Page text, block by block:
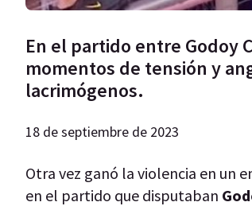
En el partido entre Godoy
momentos de tensión y
lacrimógenos.
18 de septiembre de 2023
Otra vez ganó la violencia en un
en el partido que disputaban